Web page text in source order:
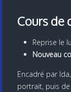
Cours de
Reprise le
Nouveau
Encadré par
portrait, puis